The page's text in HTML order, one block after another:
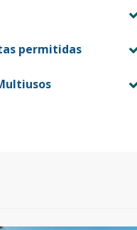
permitidas